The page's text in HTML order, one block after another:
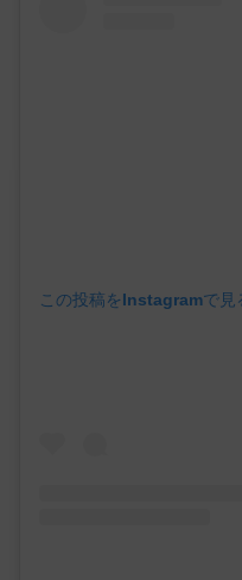
この投稿をInstagramで見